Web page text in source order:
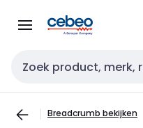
naar
naar
Zoekveld invoer
Breadcrumb bekijken